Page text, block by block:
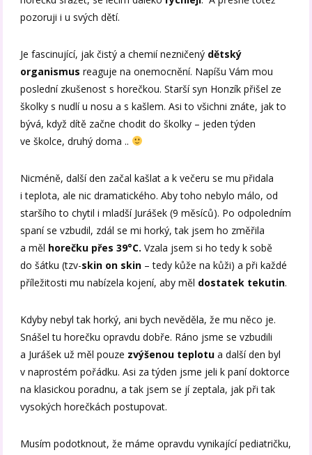
pozoruji i u svých dětí.
Je fascinující, jak čistý a chemií nezničený dětský
organismus reaguje na onemocnění. Napíšu Vám mou
poslední zkušenost s horečkou. Starší syn Honzík přišel ze
školky s nudlí u nosu a s kašlem. Asi to všichni znáte, jak to
bývá, když dítě začne chodit do školky – jeden týden
ve školce, druhý doma ..
Nicméně, další den začal kašlat a k večeru se mu přidala
i teplota, ale nic dramatického. Aby toho nebylo málo, od
staršího to chytil i mladší Jurášek (9 měsíců). Po odpoledním
spaní se vzbudil, zdál se mi horký, tak jsem ho změřila
a měl horečku přes 39°C. Vzala jsem si ho tedy k sobě
do šátku (tzv-skin on skin – tedy kůže na kůži) a při každé
příležitosti mu nabízela kojení, aby měl dostatek tekutin.
Kdyby nebyl tak horký, ani bych nevěděla, že mu něco je.
Snášel tu horečku opravdu dobře. Ráno jsme se vzbudili
a Jurášek už měl pouze zvýšenou teplotu a další den byl
v naprostém pořádku. Asi za týden jsme jeli k paní doktorce
na klasickou poradnu, a tak jsem se jí zeptala, jak při tak
vysokých horečkách postupovat.
Musím podotknout, že máme opravdu vynikající pediatričku,